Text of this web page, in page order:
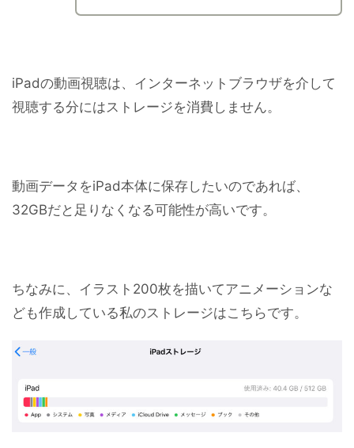
iPadの動画視聴は、インターネットブラウザを介して
視聴する分にはストレージを消費しません。
動画データをiPad本体に保存したいのであれば、
32GBだと足りなくなる可能性が高いです。
ちなみに、イラスト200枚を描いてアニメーションな
ども作成している私のストレージはこちらです。